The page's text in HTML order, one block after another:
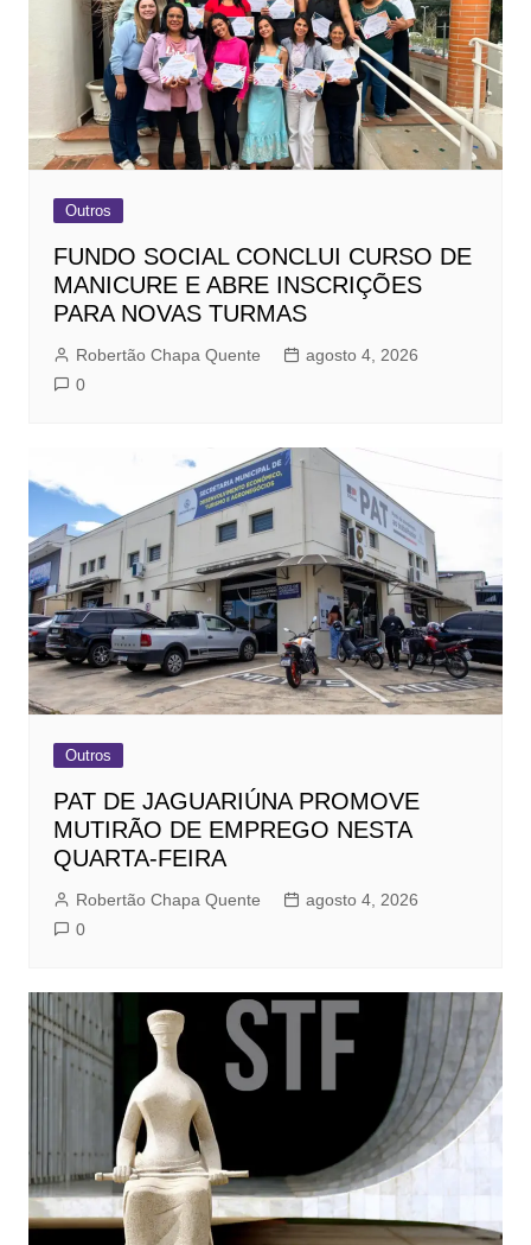
Outros
FUNDO SOCIAL CONCLUI CURSO DE
MANICURE E ABRE INSCRIÇÕES
PARA NOVAS TURMAS
Robertão Chapa Quente
agosto 4, 2026
0
Outros
PAT DE JAGUARIÚNA PROMOVE
MUTIRÃO DE EMPREGO NESTA
QUARTA-FEIRA
Robertão Chapa Quente
agosto 4, 2026
0